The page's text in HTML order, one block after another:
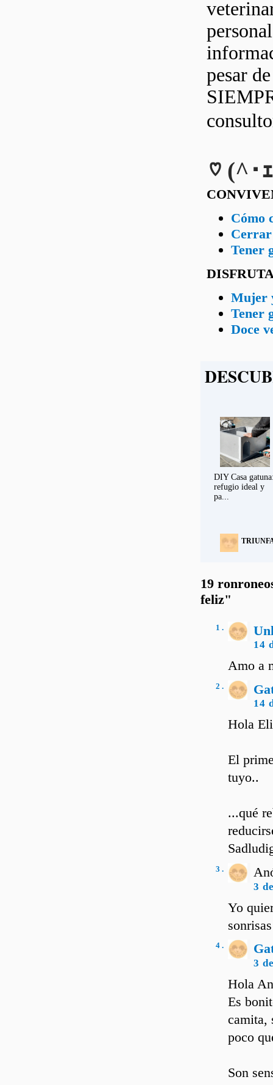
pesar
♡ (^･
Cómo
Cerrar
Tener
Mujer
Tener
Doce
DIY Casa
refugio ideal y
pa...
19
feliz"
1 .
14
Amo a
2 .
14
Hola
El
tuyo..
...qué
3 .
3
Yo
4 .
3
Hola
Es
camita,
poco
Son